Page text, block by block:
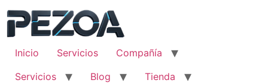
contenido
Inicio
Servicios
Compañía
Servicios
Blog
Tienda